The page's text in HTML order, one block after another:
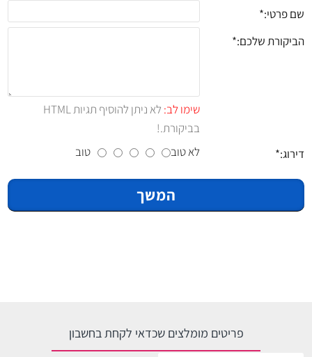
שם פרטי:
הביקורת שלכם:
שימו לב:
לא ניתן להוסיף תגיות HTML
בביקורת.!
דירוג:
לא טוב טוב
המשך
פריטים מומלצים שכדאי לקחת בחשבון